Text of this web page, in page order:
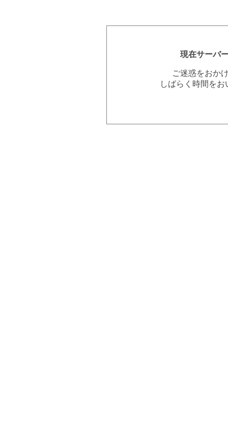
現在サーバ
ご迷惑をおか
しばらく時間を